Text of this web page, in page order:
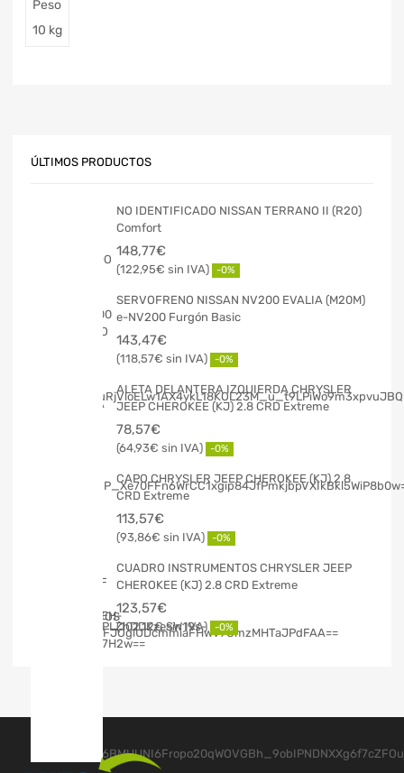
Peso
10 kg
ÚLTIMOS PRODUCTOS
NO IDENTIFICADO NISSAN TERRANO II (R20)
Comfort
148,77€
122,95€ -0%
SERVOFRENO NISSAN NV200 EVALIA (M20M)
e-NV200 Furgón Basic
143,47€
118,57€ -0%
ALETA DELANTERA IZQUIERDA CHRYSLER
JEEP CHEROKEE (KJ) 2.8 CRD Extreme
78,57€
64,93€ -0%
CAPO CHRYSLER JEEP CHEROKEE (KJ) 2.8
CRD Extreme
113,57€
93,86€ -0%
CUADRO INSTRUMENTOS CHRYSLER JEEP
CHEROKEE (KJ) 2.8 CRD Extreme
123,57€
102,12€ -0%